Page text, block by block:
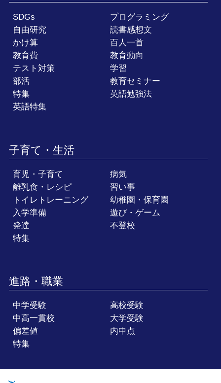
SDGs
プログラミング
自由研究
読書感想文
かけ算
百人一首
教育費
教育動向
テスト対策
学習
部活
教育セミナー
特集
英語勉強法
英語特集
子育て・生活
育児・子育て
病気
離乳食・レシピ
習い事
トイレトレーニング
幼稚園・保育園
入学準備
遊び・ゲーム
発達
不登校
特集
進路・職業
中学受験
高校受験
中高一貫校
大学受験
偏差値
内申点
特集